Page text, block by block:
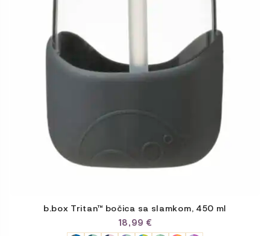
b.box Tritan™ bočica sa slamkom, 450 ml
18,99 €